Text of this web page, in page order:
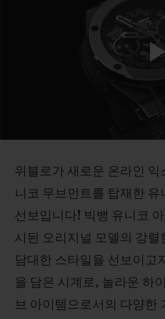
위블로가 새로운 온라인
니코 무브먼트를 탑재한
선보입니다! 빅뱅 유니코
시된 오리지널 모델의 강
담대한 스타일을 선보이고
을 담은 시계로, 놀라운 하
브 아이템으로서의 다양한
휴블로티스타 및 연장 보증